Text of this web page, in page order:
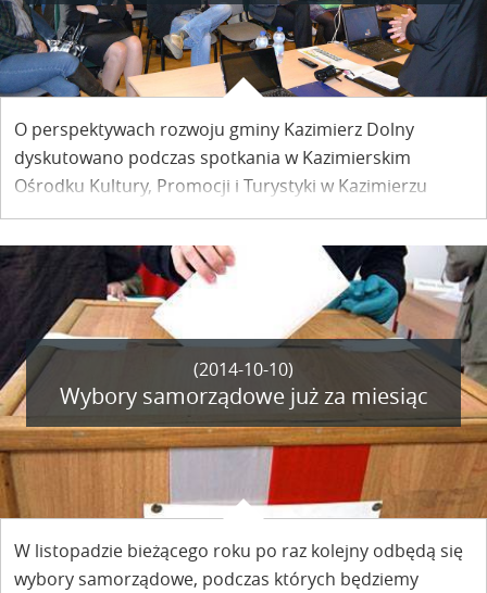
O perspektywach rozwoju gminy Kazimierz Dolny
dyskutowano podczas spotkania w Kazimierskim
Ośrodku Kultury, Promocji i Turystyki w Kazimierzu
Dolnym. Z burmistrzem miasta spotkali się
organizatorzy kazimierskich festiwali, przedsiębiorcy
oraz mieszkańcy.
(2014-10-10)
Wybory samorządowe już za miesiąc
W listopadzie bieżącego roku po raz kolejny odbędą się
wybory samorządowe, podczas których będziemy